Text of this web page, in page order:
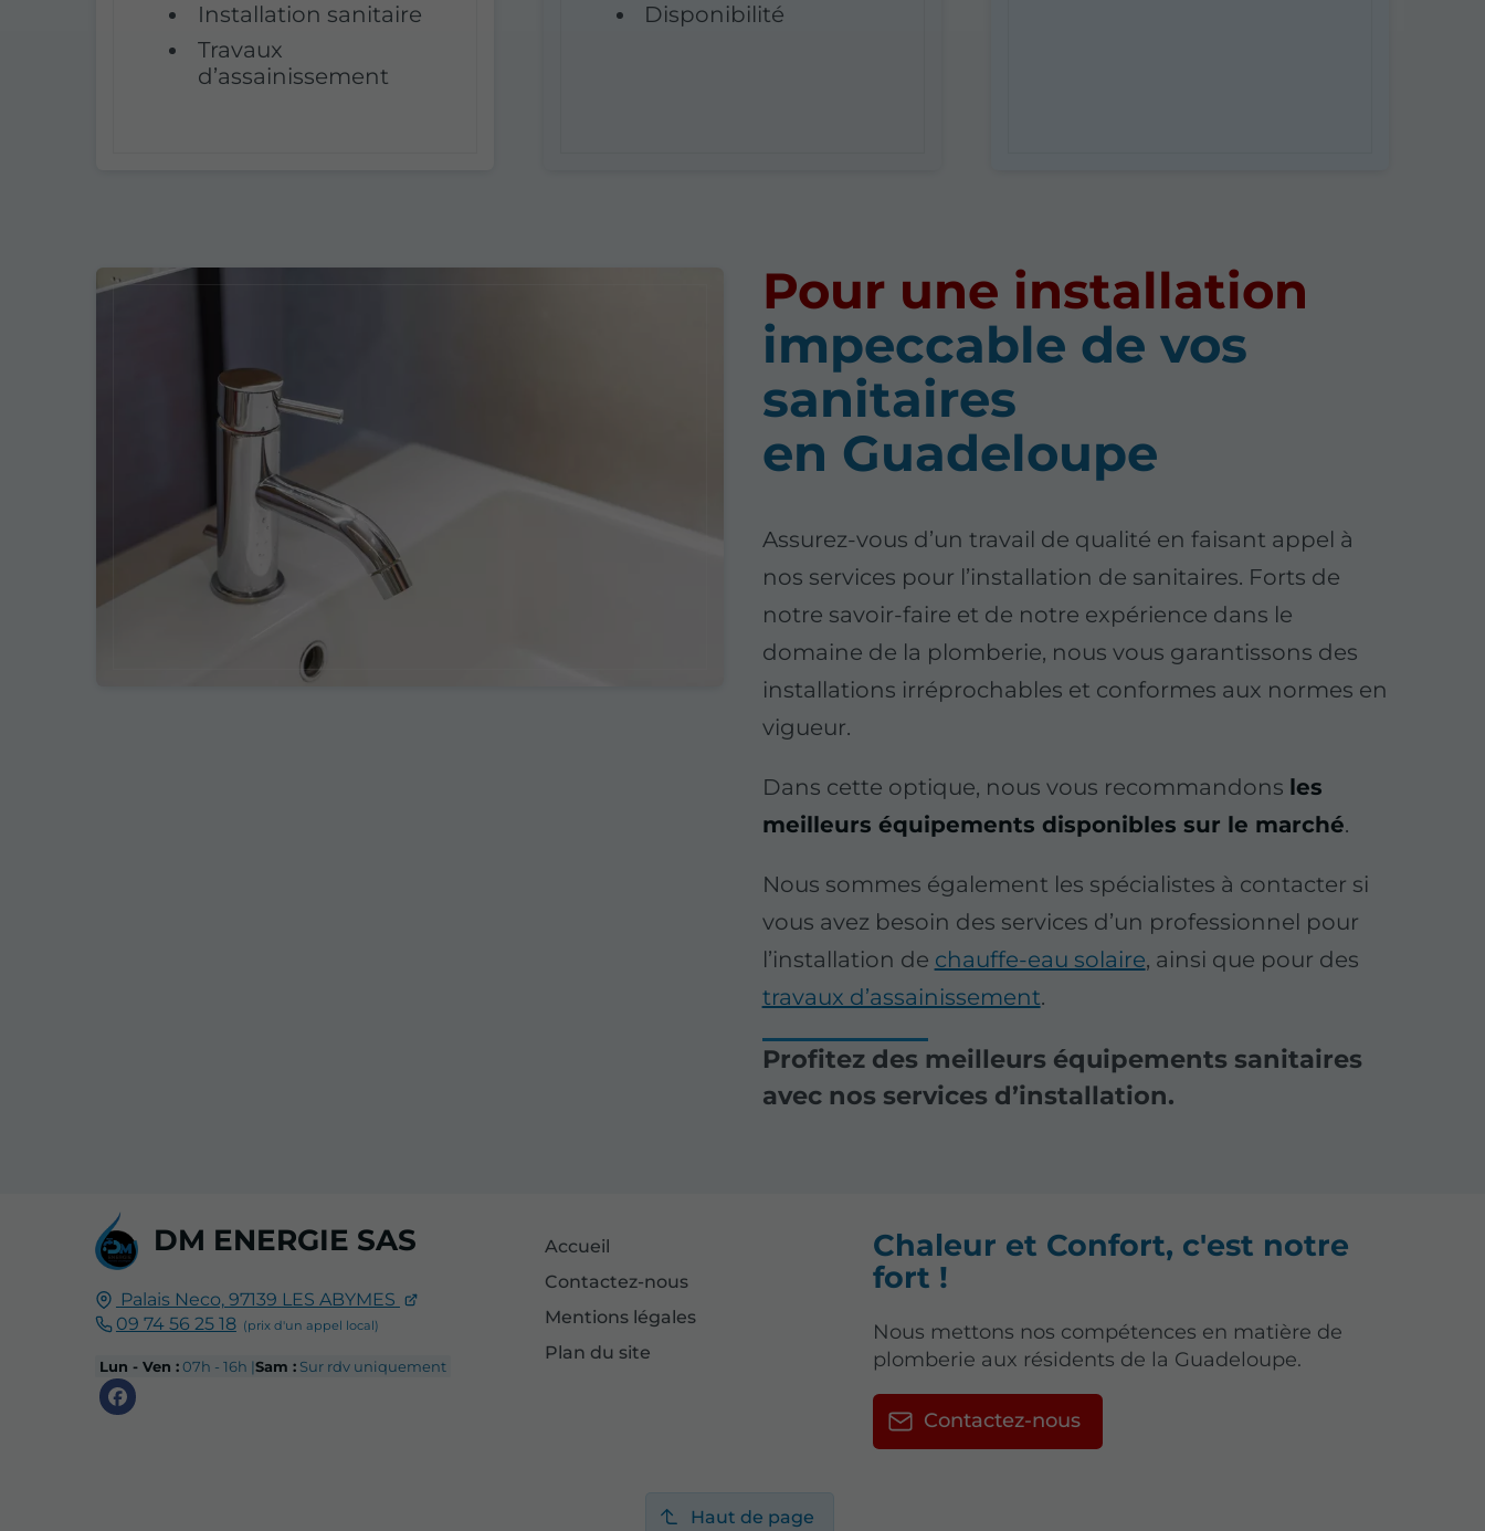
Installation sanitaire
Travaux
d’assainissement
Disponibilité
Pour une installation
impeccable de vos
sanitaires
en Guadeloupe
Assurez-vous d’un travail de qualité en faisant appel à
nos services pour l’installation de sanitaires. Forts de
notre savoir-faire et de notre expérience dans le
domaine de la plomberie, nous vous garantissons des
installations irréprochables et conformes aux normes en
vigueur.
Dans cette optique, nous vous recommandons les
meilleurs équipements disponibles sur le marché.
Nous sommes également les spécialistes à contacter si
vous avez besoin des services d’un professionnel pour
l’installation de chauffe-eau solaire, ainsi que pour des
travaux d’assainissement.
Profitez des meilleurs équipements sanitaires
avec nos services d’installation.
DM ENERGIE SAS
Palais Neco, 97139 LES ABYMES
09 74 56 25 18
Lun - Ven :07h - 16h |Sam :Sur rdv uniquement
Accueil
Contactez-nous
Mentions légales
Plan du site
Chaleur et Confort, c'est notre
fort !
Nous mettons nos compétences en matière de
plomberie aux résidents de la Guadeloupe.
Contactez-nous
Haut de page